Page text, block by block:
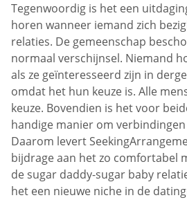
Tegenwoordig is het een
horen wanneer iemand zich
relaties. De gemeenschap
normaal verschijnsel. Niemand
als ze geïnteresseerd zijn in
omdat het hun keuze is. Alle
keuze. Bovendien is het voor
handige manier om
Daarom levert
bijdrage aan het zo comfortabel
de sugar daddy-sugar baby
het een nieuwe niche in de